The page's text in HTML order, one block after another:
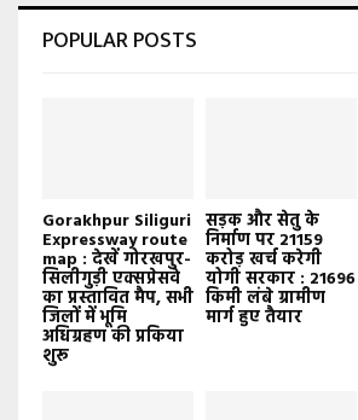
POPULAR POSTS
Gorakhpur Siliguri
Expressway route
map : देखें गोरखपुर-
सिलीगुड़ी एक्सप्रेसवे
का प्रस्तावित मैप, सभी
जिलों में भूमि
अधिग्रहण की प्रकिया
शुरू
सड़क और सेतु के
निर्माण पर 21159
करोड़ खर्च करेगी
योगी सरकार : 21696
किमी लंबे ग्रामीण
मार्ग हुए तैयार